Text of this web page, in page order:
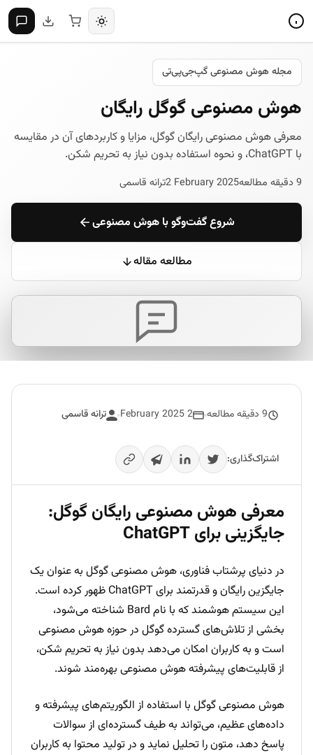
مجله هوش مصنوعی گپ‌جی‌پی‌تی
هوش مصنوعی گوگل رایگان
معرفی هوش مصنوعی رایگان گوگل، مزایا و کاربردهای آن در مقایسه
با ChatGPT، و نحوه استفاده بدون نیاز به تحریم شکن.
9 دقیقه مطالعه 2 February 2025ترانه قاسمی
شروع گفت‌وگو با هوش مصنوعی
مطالعه مقاله
9 دقیقه مطالعه 2 February 2025 ترانه قاسمی
اشتراک‌گذاری:
معرفی هوش مصنوعی رایگان گوگل:
جایگزینی برای ChatGPT
در دنیای پرشتاب فناوری، هوش مصنوعی گوگل به عنوان یک
جایگزین رایگان و قدرتمند برای ChatGPT ظهور کرده است.
این سیستم هوشمند که با نام Bard شناخته می‌شود،
بخشی از تلاش‌های گسترده گوگل در حوزه هوش مصنوعی
است و به کاربران امکان می‌دهد بدون نیاز به تحریم شکن،
از قابلیت‌های پیشرفته هوش مصنوعی بهره‌مند شوند.
هوش مصنوعی گوگل با استفاده از الگوریتم‌های پیشرفته و
داده‌های عظیم، می‌تواند به طیف گسترده‌ای از سوالات
پاسخ دهد، متون را تحلیل نماید و در تولید محتوا به کاربران